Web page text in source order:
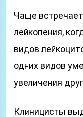
Чаще
лейкопения,
видов
одних видов
увеличения
Клиницисты